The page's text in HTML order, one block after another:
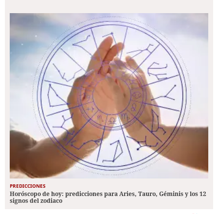
PREDICCIONES
Horóscopo de hoy: predicciones para Aries, Tauro, Géminis y los 12
signos del zodiaco